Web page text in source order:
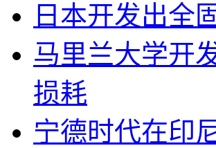
日本开发出全
马里兰大学开
损耗
宁德时代在印